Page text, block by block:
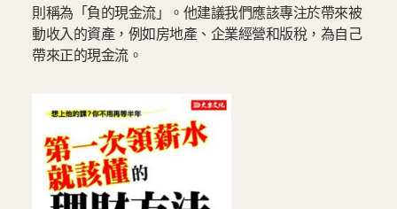
則稱為「負的現金流」。他建議我們應該專注於帶來被
動收入的資產，例如房地產、企業經營和版稅，為自己
帶來正的現金流。